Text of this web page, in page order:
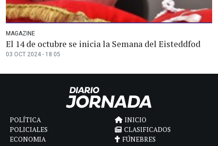
MAGAZINE
El 14 de octubre se inicia la Semana del Eisteddfod
03 OCT 2024 - 18:05
POLÍTICA
POLICIALES
ECONOMIA
INICIO
CLASIFICADOS
FÚNEBRES